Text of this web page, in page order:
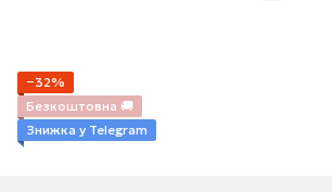
−32%
Безкоштовна 🚚
Знижка у Telegram